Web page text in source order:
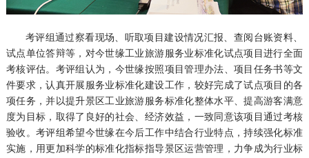
考评组通过察看现场、听取项目建设情况汇报、查阅台账资料、
试点单位答辩等，对今世缘工业旅游服务业标准化试点项目进行全面
考核评估。考评组认为，今世缘按照项目管理办法、项目任务书等文
件要求，认真开展服务业标准化建设工作，较好完成了试点项目的各
项任务，并以提升景区工业旅游服务标准化整体水平、提高游客满意
度为目标，取得了良好的社会、经济效益，一致同意该项目通过考核
验收。考评组希望今世缘在今后工作中结合行业特点，持续强化标准
实施，用更加科学的标准化指标指导景区运营管理，力争成为行业标